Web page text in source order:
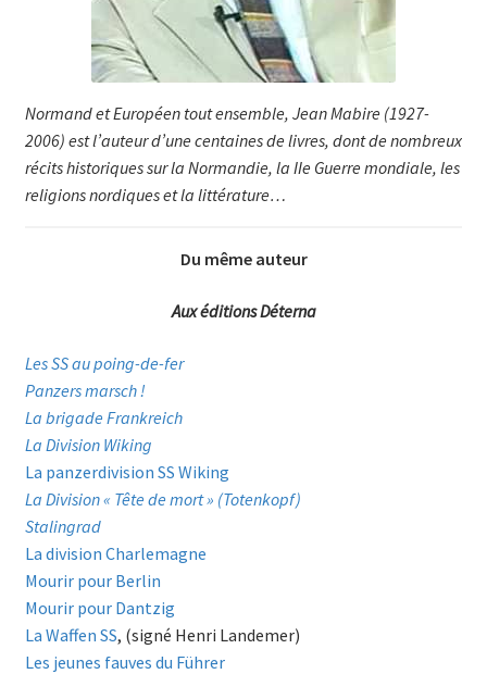
Normand et Européen tout ensem­ble, Jean Mabire (1927-
2006) est l’auteur d’une centaines de livres, dont de nombreux
récits historiques sur la Nor­mandie, la IIe Guerre mondiale, les
re­ligions nordi­ques et la littérature…
Du même auteur
Aux éditions Déterna
Les SS au poing-de-fer
Panzers marsch !
La brigade Frankreich
La Division Wiking
La panzerdivision SS Wiking
La Division « Tête de mort » (Totenkopf)
Stalingrad
La division Charlemagne
Mourir pour Berlin
Mourir pour Dantzig
La Waffen SS, (signé Henri Landemer)
Les jeunes fauves du Führer